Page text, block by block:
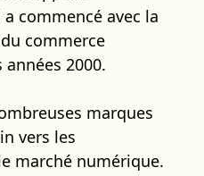
commencé avec la
commerce
2000.
marques
vers les
marché numérique.